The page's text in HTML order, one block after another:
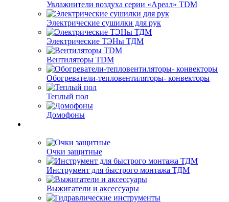
Увлажнители воздуха серии «Ареал» TDM
Электрические сушилки для рук
Электрические ТЭНы ТДМ
Вентиляторы TDM
Обогреватели-тепловентиляторы- конвекторы
Теплый пол
Домофоны
Очки защитные
Инструмент для быстрого монтажа ТДМ
Выжигатели и аксессуары